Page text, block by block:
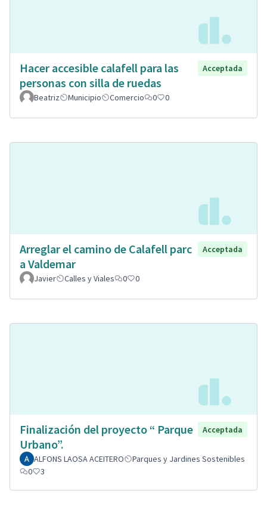
Hacer accesible calafell para las
personas con silla de ruedas
Acceptada
Beatriz Municipio Comercio 0 0
Arreglar el camino de Calafell parc
a Valdemar
Acceptada
Javier Calles y Viales 0 0
Finalización del proyecto “ Parque
Urbano”.
Acceptada
ALFONS LAOSA ACEITERO
Parques y Jardines Sostenibles
0
3